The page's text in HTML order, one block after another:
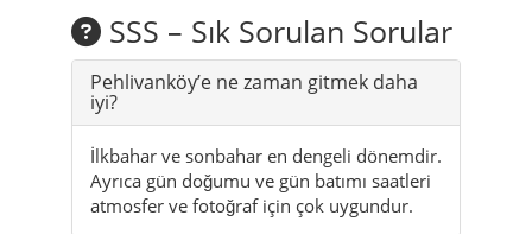
SSS – Sık Sorulan Sorular
Pehlivanköy’e ne zaman gitmek daha
iyi?
İlkbahar ve sonbahar en dengeli dönemdir.
Ayrıca gün doğumu ve gün batımı saatleri
atmosfer ve fotoğraf için çok uygundur.